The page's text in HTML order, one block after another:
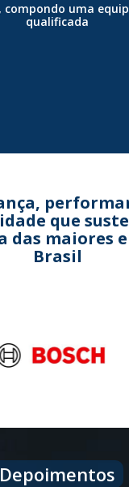
compondo uma
qualificada
que
maiores
Brasil
Depoimentos